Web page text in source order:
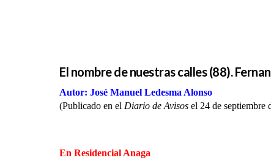
El nombre de nuestras calles (88).
Autor: José Manuel Ledesma Alonso
(Publicado en el Diario de Avisos el 24 de septiembre
En Residencial Anaga